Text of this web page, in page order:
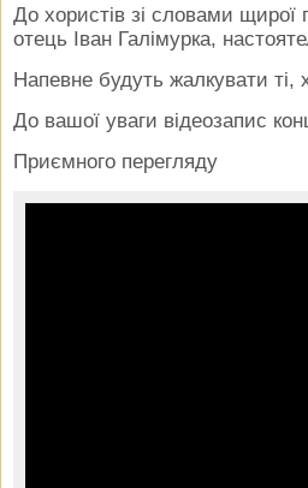
До хористів зі словами щирої
отець Іван Галімурка,
Напевне будуть жалкувати
До вашої уваги відеозапис
Приємного перегляду